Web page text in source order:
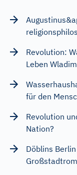
Revolution:
Leben
für den
Revolution
Nation?
Döblins